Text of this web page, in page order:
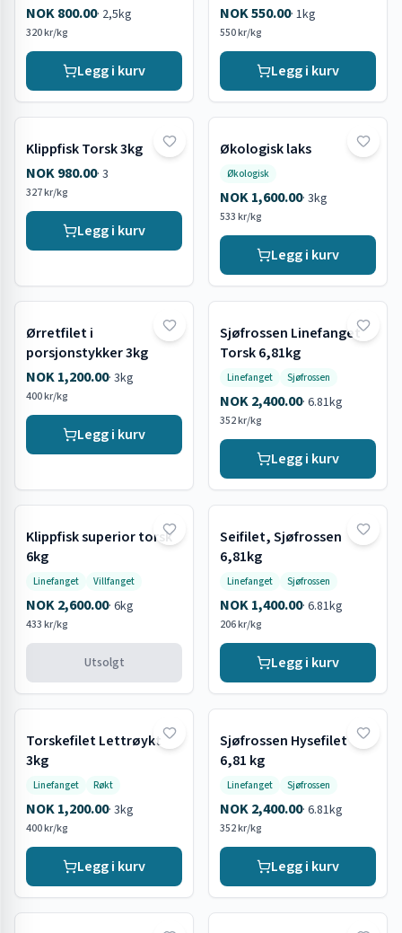
NOK 800.00· 2,5kg
320 kr/kg
Legg i kurv
NOK 550.00· 1kg
550 kr/kg
Legg i kurv
Klippfisk Torsk 3kg
NOK 980.00· 3
327 kr/kg
Legg i kurv
Økologisk laks
Økologisk
NOK 1,600.00· 3kg
533 kr/kg
Legg i kurv
Ørretfilet i
porsjonstykker 3kg
NOK 1,200.00· 3kg
400 kr/kg
Legg i kurv
Sjøfrossen Linefanget
Torsk 6,81kg
Linefanget Sjøfrossen
NOK 2,400.00· 6.81kg
352 kr/kg
Legg i kurv
Utsolgt
Klippfisk superior torsk
6kg
Linefanget Villfanget
NOK 2,600.00· 6kg
433 kr/kg
Utsolgt
Seifilet, Sjøfrossen
6,81kg
Linefanget Sjøfrossen
NOK 1,400.00· 6.81kg
206 kr/kg
Legg i kurv
Torskefilet Lettrøykt
3kg
Linefanget Røkt
NOK 1,200.00· 3kg
400 kr/kg
Legg i kurv
Sjøfrossen Hysefilet
6,81 kg
Linefanget Sjøfrossen
NOK 2,400.00· 6.81kg
352 kr/kg
Legg i kurv